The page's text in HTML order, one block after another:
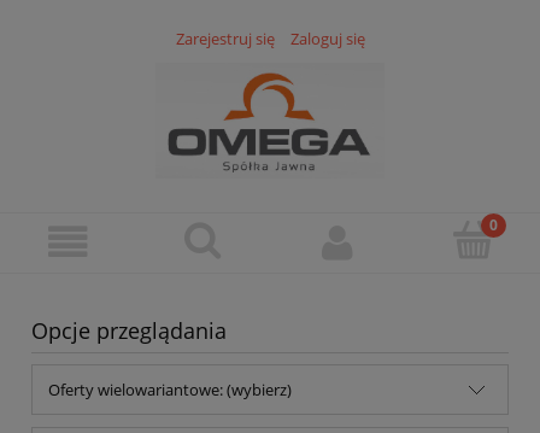
Zarejestruj się Zaloguj się
Opcje przeglądania
Oferty wielowariantowe: (wybierz)